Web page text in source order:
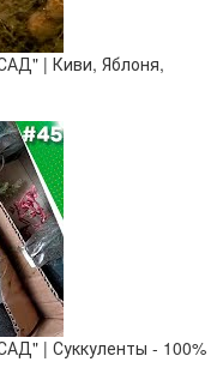
| Киви, Яблоня,
| Суккуленты - 100%